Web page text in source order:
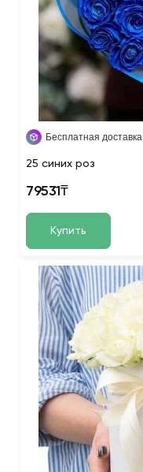
Бесплатная доставка
25 синих роз
79531₸
Купить